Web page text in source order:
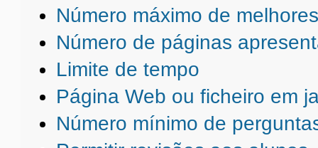
Número máximo de
Número de páginas
Limite de tempo
Página Web ou ficheiro em
Número mínimo de